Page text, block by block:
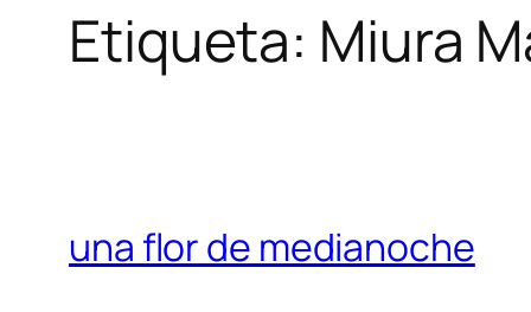
Etiqueta: Miura
una flor de medianoche